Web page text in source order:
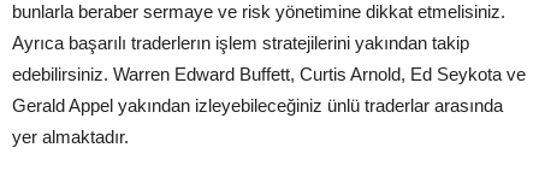
bunlarla beraber sermaye ve risk yönetimine dikkat etmelisiniz.
Ayrıca başarılı traderlerın işlem stratejilerini yakından takip
edebilirsiniz. Warren Edward Buffett, Curtis Arnold, Ed Seykota ve
Gerald Appel yakından izleyebileceğiniz ünlü traderlar arasında
yer almaktadır.